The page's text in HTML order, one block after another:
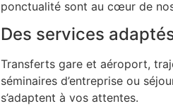
ponctualité sont au cœur de
Des services
Transferts gare et aéroport,
séminaires d’entreprise ou
s’adaptent à vos attentes.